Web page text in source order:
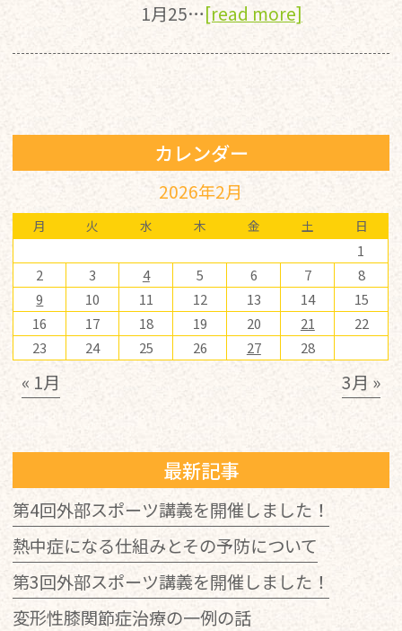
1月25…[read more]
カレンダー
2026年2月
月 火 水 木 金 土 日
1
2
3 4 5 6 7
8
9
10 11 12 13 14
15
16
17 18 19 20 21
22
23
24 25 26 27 28
« 1月 3月 »
最新記事
第4回外部スポーツ講義を開催しました！
熱中症になる仕組みとその予防について
第3回外部スポーツ講義を開催しました！
変形性膝関節症治療の一例の話